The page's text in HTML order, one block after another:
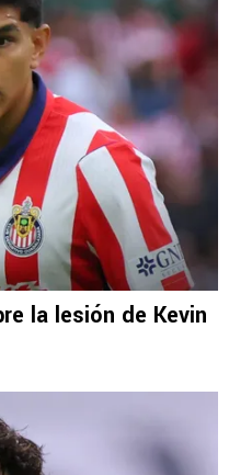
la lesión de Kevin